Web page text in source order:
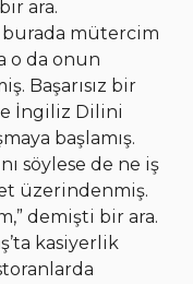
ara.
burada mütercim
o da onun
Başarısız bir
İngiliz Dilini
başlamış.
söylese de ne iş
üzerindenmiş.
demişti bir ara.
kasiyerlik